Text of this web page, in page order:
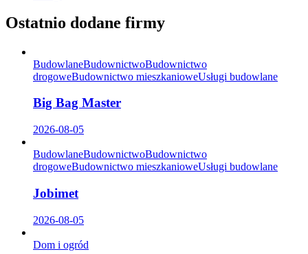
Ostatnio dodane firmy
BudowlaneBudownictwoBudownictwo
drogoweBudownictwo mieszkanioweUsługi budowlane
Big Bag Master
2026-08-05
BudowlaneBudownictwoBudownictwo
drogoweBudownictwo mieszkanioweUsługi budowlane
Jobimet
2026-08-05
Dom i ogród